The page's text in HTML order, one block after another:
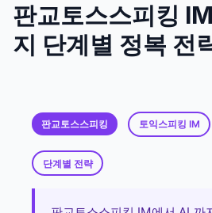
판교토스스피킹
지 단계별 정복 전
판교토스스피킹 토익스피킹 IM
단계별 전략